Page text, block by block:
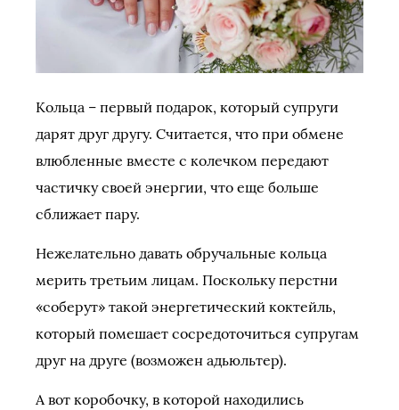
Кольца – первый подарок, который супруги
дарят друг другу. Считается, что при обмене
влюбленные вместе с колечком передают
частичку своей энергии, что еще больше
сближает пару.
Нежелательно давать обручальные кольца
мерить третьим лицам. Поскольку перстни
«соберут» такой энергетический коктейль,
который помешает сосредоточиться супругам
друг на друге (возможен адьюльтер).
А вот коробочку, в которой находились